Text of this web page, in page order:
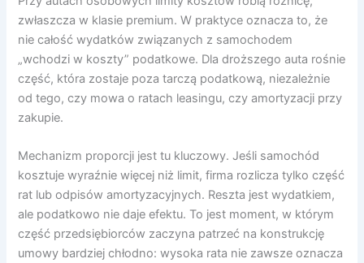
zwłaszcza w klasie premium. W praktyce oznacza to, że
nie całość wydatków związanych z samochodem
„wchodzi w koszty” podatkowe. Dla droższego auta rośnie
część, która zostaje poza tarczą podatkową, niezależnie
od tego, czy mowa o ratach leasingu, czy amortyzacji przy
zakupie.
Mechanizm proporcji jest tu kluczowy. Jeśli samochód
kosztuje wyraźnie więcej niż limit, firma rozlicza tylko część
rat lub odpisów amortyzacyjnych. Reszta jest wydatkiem,
ale podatkowo nie daje efektu. To jest moment, w którym
część przedsiębiorców zaczyna patrzeć na konstrukcję
umowy bardziej chłodno: wysoka rata nie zawsze oznacza